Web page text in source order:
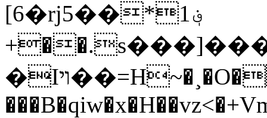
[6�rj5��*1؋
�Iױ��=H~�¸�O�mQoyc����N���.!Z��o�X���؅�